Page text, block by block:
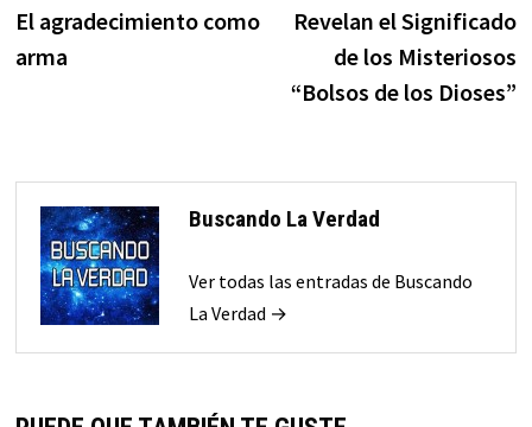
de
anterior:
El agradecimiento como
arma
Revelan el Significado
de los Misteriosos
“Bolsos de los Dioses”
Buscando La Verdad
Ver todas las entradas de Buscando
La Verdad →